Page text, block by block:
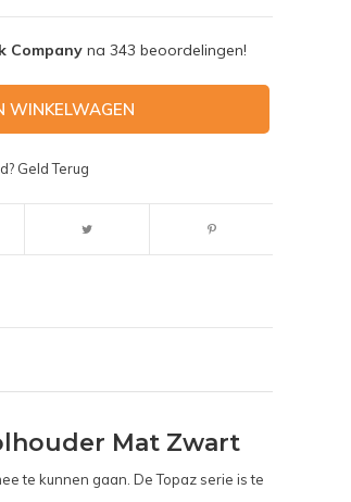
Companyna 343 beoordelingen!
WINKELWAGEN
Geld Terug
Mat Zwart
te kunnen gaan. De Topaz serie is te